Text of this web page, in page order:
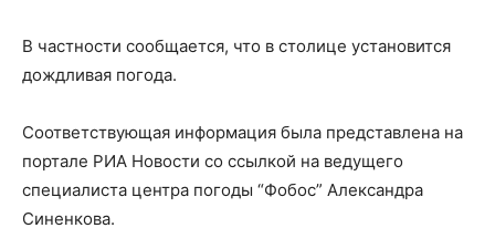
В частности сообщается, что в столице установится
дождливая погода.
Соответствующая информация была представлена на
портале РИА Новости со ссылкой на ведущего
специалиста центра погоды “Фобос” Александра
Синенкова.